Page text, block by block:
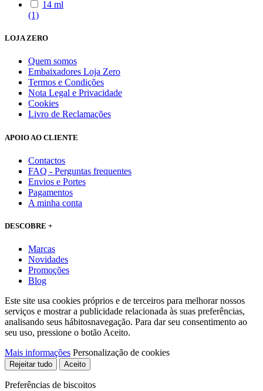
14 ml
(1)
LOJA ZERO
Quem somos
Embaixadores Loja Zero
Termos e Condições
Nota Legal e Privacidade
Cookies
Livro de Reclamações
APOIO AO CLIENTE
Contactos
FAQ - Perguntas frequentes
Envios e Portes
Pagamentos
A minha conta
DESCOBRE +
Marcas
Novidades
Promoções
Blog
Este site usa cookies próprios e de terceiros para melhorar nossos
serviços e mostrar a publicidade relacionada às suas preferências,
analisando seus hábitosnavegação. Para dar seu consentimento ao
seu uso, pressione o botão Aceito.
Mais informações Personalização de cookies
Rejeitar tudo Aceito
Preferências de biscoitos